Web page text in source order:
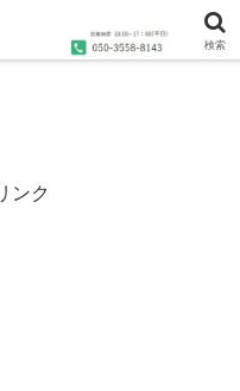
るコンサルティングならオフィス
ンク
検索